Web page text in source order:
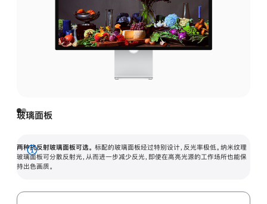
玻璃面板
两种抗反射玻璃面板可选。 标配的玻璃面板经过特别设计，反光率极低。纳米纹理
玻璃面板可分散反射光，从而进一步减少反光，即使在高亮光源的工作场所也能保
持出色画质。
展
开